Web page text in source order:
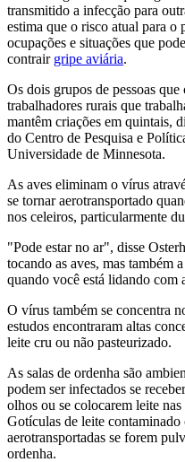
transmitido a infecção para
estima que o risco atual para o
ocupações e situações que
contrair gripe aviária.
Os dois grupos de pessoas
trabalhadores rurais que
mantêm criações em quintais,
do Centro de Pesquisa e
Universidade de Minnesota.
As aves eliminam o vírus
se tornar aerotransportado
nos celeiros, particularmente
"Pode estar no ar", disse
tocando as aves, mas também
quando você está lidando com
O vírus também se concentra
estudos encontraram altas
leite cru ou não pasteurizado.
As salas de ordenha são
podem ser infectados se
olhos ou se colocarem leite
Gotículas de leite
aerotransportadas se forem
ordenha.